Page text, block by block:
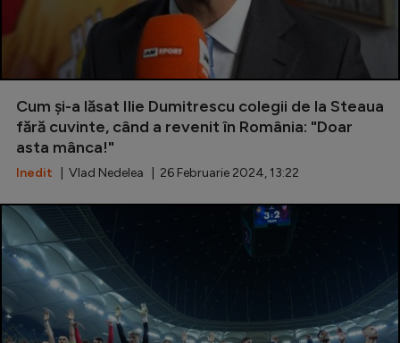
Cum și-a lăsat Ilie Dumitrescu colegii de la Steaua
fără cuvinte, când a revenit în România: "Doar
asta mânca!"
Inedit | Vlad Nedelea | 26 Februarie 2024, 13:22